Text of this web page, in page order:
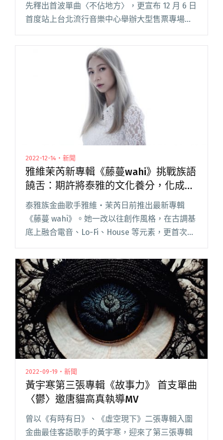
先釋出首波單曲〈不佔地方〉，更宣布 12 月 6 日
首度站上台北流行音樂中心舉辦大型售票專場。
作為首發抒情單曲〈不佔地方〉，旋律來自馬來
西亞的雙人女子創作組合 Beverly Rachel閱讀全
文 "洪佩瑜釋出新專輯首波單曲〈不佔地方〉
12/6首度攻佔北流舉辦專場"
2022-12-14・新聞
雅維茉芮新專輯《藤蔓wahi》挑戰族語
饒舌：期許將泰雅的文化養分，化成無
限延伸的藤蔓
泰雅族金曲歌手雅維‧茉芮日前推出最新專輯
《藤蔓 wahi》。她一改以往創作風格，在古調基
底上融合電音、Lo-Fi、House 等元素，更首次挑
戰族語饒舌。在專輯製作上，她再度與老公董事
長樂團白董和知名 DJ Code Wu、佰樂 Pilot閱讀
全文 "雅維茉芮新專輯《藤蔓wahi》挑戰族語饒
舌：期許將泰雅的文化養分，化成無限延伸的藤
蔓"
2022-09-19・新聞
黃宇寒第三張專輯《故事力》 首支單曲
〈鬱〉邀唐貓高真執導MV
曾以《有時有日》、《虛空現下》二張專輯入圍
金曲最佳客語歌手的黃宇寒，迎來了第三張專輯